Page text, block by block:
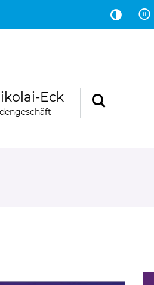
Eck